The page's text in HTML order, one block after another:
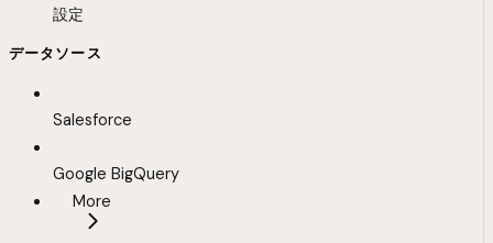
設定
データソース
Salesforce
Google BigQuery
More